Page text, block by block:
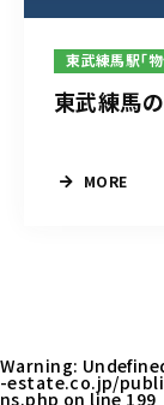
東武練馬駅「物
東武練馬
MORE
Warning:
-estate.co.jp/
ns.php on line199